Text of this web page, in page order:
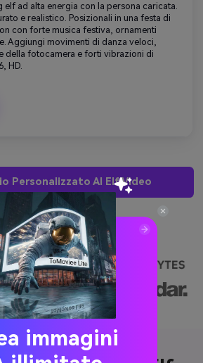
elf ad alta energia con la persona caricata.
e realistico. Posizionali in una festa di
con forte musica festiva, ornamenti
Aggiungi movimenti di danza veloci,
della fotocamera e forti vibrazioni di
HD.
Personalizzato AI Elf Video
immagini